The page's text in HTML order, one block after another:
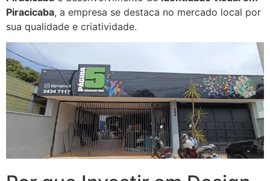
Piracicaba, a empresa se destaca no mercado local por
sua qualidade e criatividade.